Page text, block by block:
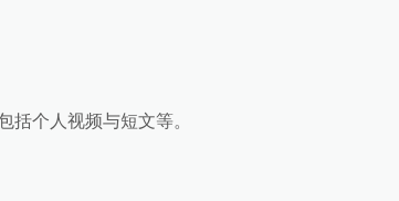
括个人视频与短文等。